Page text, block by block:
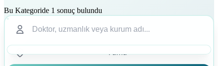
Bu Kategoride 1 sonuç bulundu